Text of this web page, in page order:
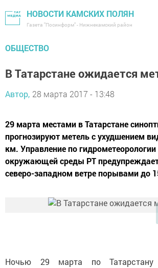
НОВОСТИ КАМСКИХ ПОЛЯН
Газета "Посинформ" - Нижнекамский район
ОБЩЕСТВО
В Татарстане ожидается
Автор, 28 марта 2017 - 13:48
29 марта местами в Татарстане
прогнозируют метель с ухудшением
км. Управление по
окружающей среды РТ
северо-западном ветре порывами до
Ночью 29 марта по Татарстану